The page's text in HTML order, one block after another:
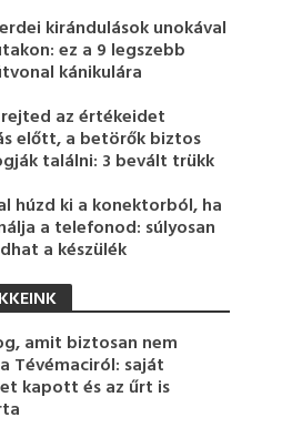
kirándulások unokával
ez a 9 legszebb
kánikulára
az értékeidet
előtt, a betörők biztos
találni: 3 bevált trükk
húzd ki a konektorból, ha
a telefonod: súlyosan
a készülék
amit biztosan nem
Tévémaciról: saját
kapott és az űrt is